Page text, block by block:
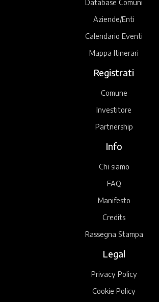
Database Comuni
Aziende/Enti
Calendario Eventi
Mappa Itinerari
Registrati
Comune
Investitore
Partnership
Info
Chi siamo
FAQ
Manifesto
Credits
Rassegna Stampa
Legal
Privacy Policy
Cookie Policy